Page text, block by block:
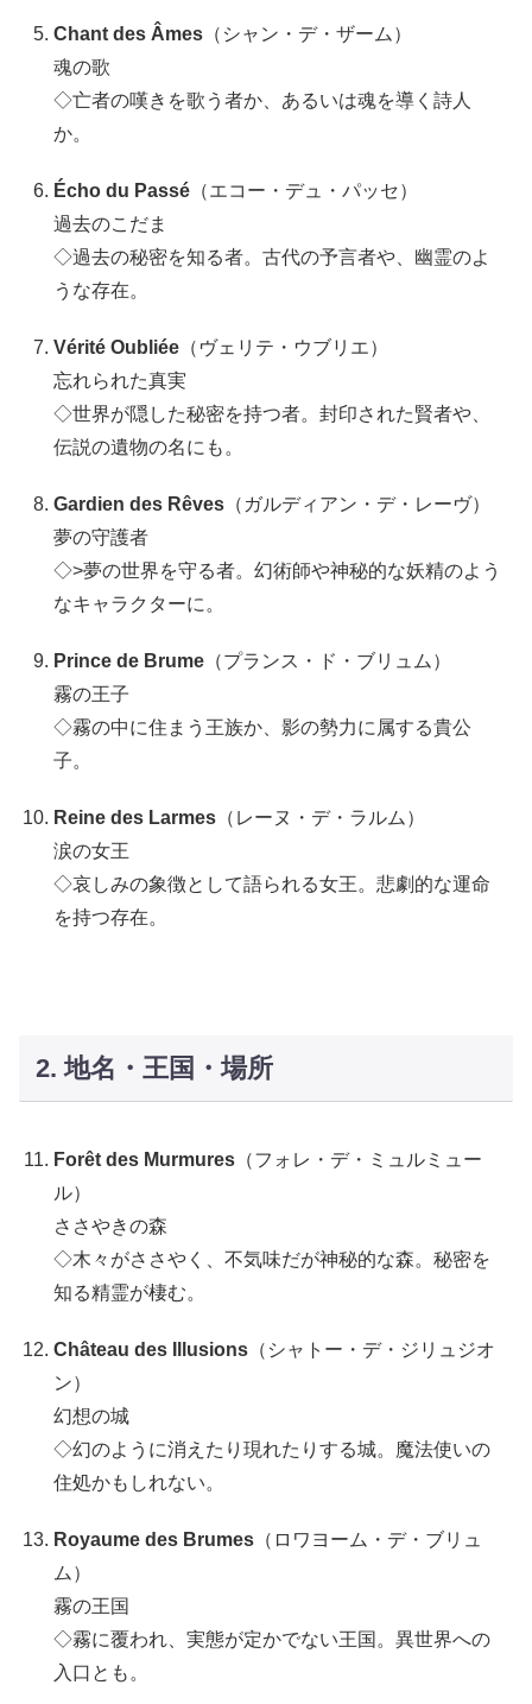
Chant des Âmes （シャン・デ・ザーム）
魂の歌
◇亡者の嘆きを歌う者か、あるいは魂を導く詩人
か。
Écho du Passé （エコー・デュ・パッセ）
過去のこだま
◇過去の秘密を知る者。古代の予言者や、幽霊のよ
うな存在。
Vérité Oubliée （ヴェリテ・ウブリエ）
忘れられた真実
◇世界が隠した秘密を持つ者。封印された賢者や、
伝説の遺物の名にも。
Gardien des Rêves （ガルディアン・デ・レーヴ）
夢の守護者
◇>夢の世界を守る者。幻術師や神秘的な妖精のよう
なキャラクターに。
Prince de Brume （プランス・ド・ブリュム）
霧の王子
◇霧の中に住まう王族か、影の勢力に属する貴公
子。
Reine des Larmes （レーヌ・デ・ラルム）
涙の女王
◇哀しみの象徴として語られる女王。悲劇的な運命
を持つ存在。
2. 地名・王国・場所
Forêt des Murmures （フォレ・デ・ミュルミュー
ル）
ささやきの森
◇木々がささやく、不気味だが神秘的な森。秘密を
知る精霊が棲む。
Château des Illusions （シャトー・デ・ジリュジオ
ン）
幻想の城
◇幻のように消えたり現れたりする城。魔法使いの
住処かもしれない。
Royaume des Brumes （ロワヨーム・デ・ブリュ
ム）
霧の王国
◇霧に覆われ、実態が定かでない王国。異世界への
入口とも。